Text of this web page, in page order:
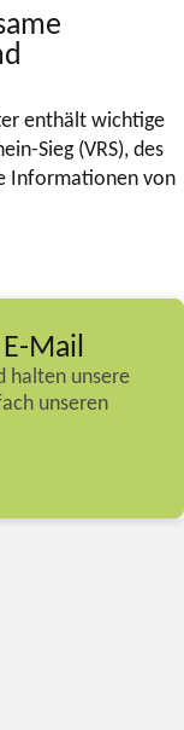
enthält wichtige
Sieg (VRS), des
Informationen von
Mail
halten unsere
unseren